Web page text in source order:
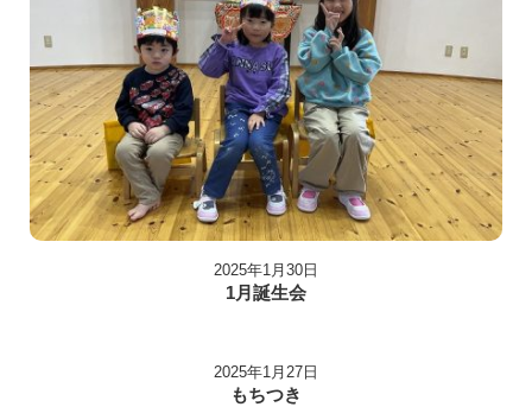
2025年1月30日
1月誕生会
2025年1月27日
もちつき